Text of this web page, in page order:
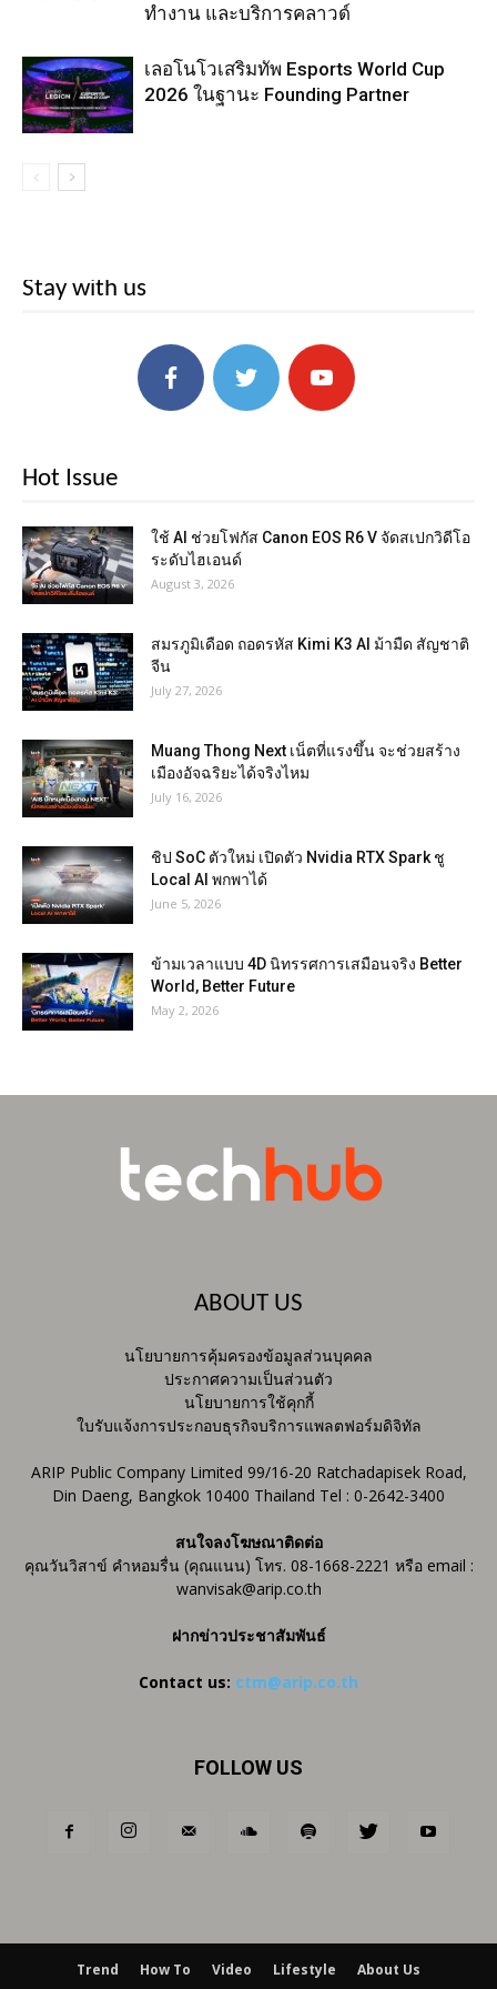
ทำงาน และบริการคลาวด์
เลอโนโวเสริมทัพ Esports World Cup
2026 ในฐานะ Founding Partner
Stay with us
Hot Issue
ใช้ AI ช่วยโฟกัส Canon EOS R6 V จัดสเปกวิดีโอ
ระดับไฮเอนด์
August 3, 2026
สมรภูมิเดือด ถอดรหัส Kimi K3 AI ม้ามืด สัญชาติ
จีน
July 27, 2026
Muang Thong Next เน็ตที่แรงขึ้น จะช่วยสร้าง
เมืองอัจฉริยะได้จริงไหม
July 16, 2026
ชิป SoC ตัวใหม่ เปิดตัว Nvidia RTX Spark ชู
Local AI พกพาได้
June 5, 2026
ข้ามเวลาแบบ 4D นิทรรศการเสมือนจริง Better
World, Better Future
May 2, 2026
ABOUT US
นโยบายการคุ้มครองข้อมูลส่วนบุคคล
ประกาศความเป็นส่วนตัว
นโยบายการใช้คุกกี้
ใบรับแจ้งการประกอบธุรกิจบริการแพลตฟอร์มดิจิทัล
ARIP Public Company Limited 99/16-20 Ratchadapisek Road,
Din Daeng, Bangkok 10400 Thailand Tel : 0-2642-3400
สนใจลงโฆษณาติดต่อ
คุณวันวิสาข์ คำหอมรื่น (คุณแนน) โทร. 08-1668-2221 หรือ email :
wanvisak@arip.co.th
ฝากข่าวประชาสัมพันธ์
Contact us: ctm@arip.co.th
FOLLOW US
Trend How To Video Lifestyle About Us